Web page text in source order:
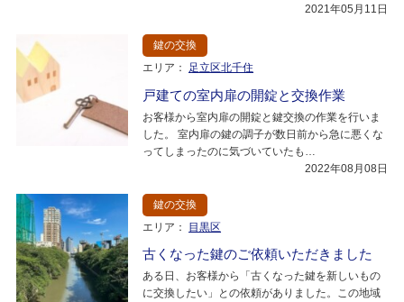
2021年05月11日
鍵の交換
エリア：
足立区北千住
戸建ての室内扉の開錠と交換作業
お客様から室内扉の開錠と鍵交換の作業を行いま
した。 室内扉の鍵の調子が数日前から急に悪くな
ってしまったのに気づいていたも…
2022年08月08日
鍵の交換
エリア：
目黒区
古くなった鍵のご依頼いただきました
ある日、お客様から「古くなった鍵を新しいもの
に交換したい」との依頼がありました。この地域